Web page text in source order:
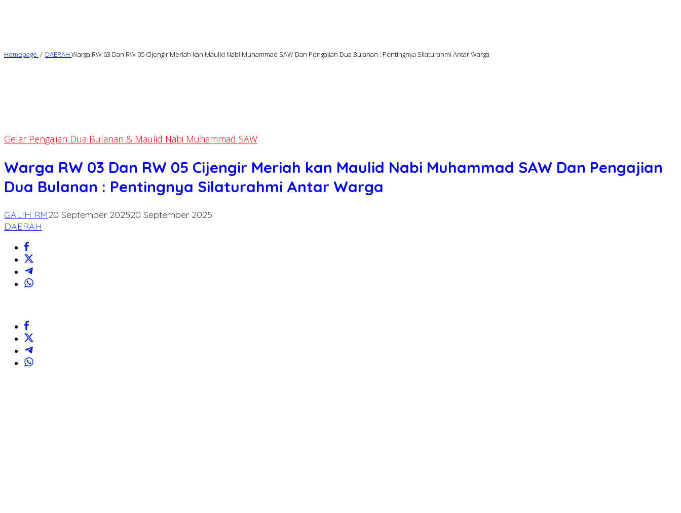
Homepage / DAERAH Warga RW 03 Dan RW 05 Cijengir Meriah kan Maulid Nabi Muhammad SAW Dan Pengajian Dua Bulanan : Pentingnya Silaturahmi Antar Warga
Gelar Pengajian Dua Bulanan & Maulid Nabi Muhammad SAW
Warga RW 03 Dan RW 05 Cijengir Meriah kan Maulid Nabi Muhammad SAW Dan Pengajian
Dua Bulanan : Pentingnya Silaturahmi Antar Warga
GALIH RM20 September 202520 September 2025
DAERAH